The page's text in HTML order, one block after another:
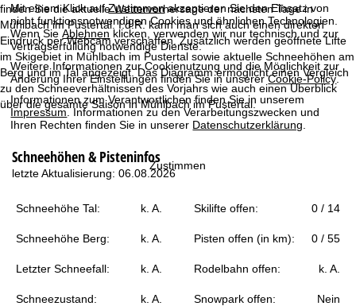
Mit einem Klick aufZustimmenakzeptieren Sie den Einsatz von
nicht funktionsnotwendigen Cookies und ähnlichen Technologien.
Wenn SieAblehnen klicken, verwenden wir nur technisch und zur
Vertragserfüllung notwendige Dienste.
Weitere Informationen zur Cookienutzung und die Möglichkeit zur
Änderung Ihrer Einstellungen finden Sie in unsererCookie-Policy.
Informationen zum Verantwortlichen finden Sie in unserem
Impressum. Informationen zu den Verarbeitungszwecken und
Ihren Rechten finden Sie in unserer Datenschutzerklärung
Zustimmen
t
s
e
i
t
finden Sie die aktuelle Wettervorhersage der nächsten Tage in
Mühlbach im Pustertal. I.d.R. kann man sich auch einen direkten
Eindruck per Webcam verschaffen. Zusätzlich werden geöffnete Lifte
im Skigebiet in Mühlbach im Pustertal sowie aktuelle Schneehöhen am
Berg und im Tal angezeigt. Das Diagramm ermöglicht einen Vergleich
zu den Schneeverhältnissen des Vorjahrs wie auch einen Überblick
über die gesamte Saison in Mühlbach im Pustertal.
Schneehöhen & Pisteninfos
letzte Aktualisierung: 06.08.2026
Schneehöhe Tal: k. A. Skilifte offen: 0 / 14
Schneehöhe Berg: k. A. Pisten offen (in km): 0 / 55
Letzter Schneefall: k. A. Rodelbahn offen: k. A.
Schneezustand: k. A. Snowpark offen: Nein